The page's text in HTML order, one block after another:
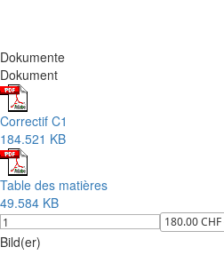
Dokumente
Dokument
Correctif C1
184.521 KB
Table des matières
49.584 KB
Bild(er)